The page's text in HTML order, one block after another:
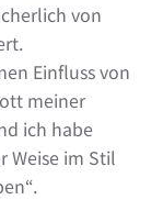
von
Einfluss von
meiner
ich habe
Weise im Stil